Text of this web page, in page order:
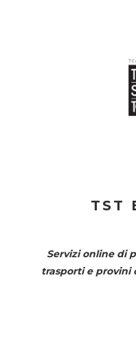
TST
Servizi online di
trasporti e provini